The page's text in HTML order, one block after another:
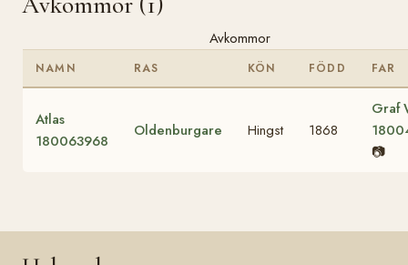
Avkommor
NAMN RAS KÖN FÖDD FAR
Atlas
180063968
Oldenburgare Hingst 1868
Graf
📷